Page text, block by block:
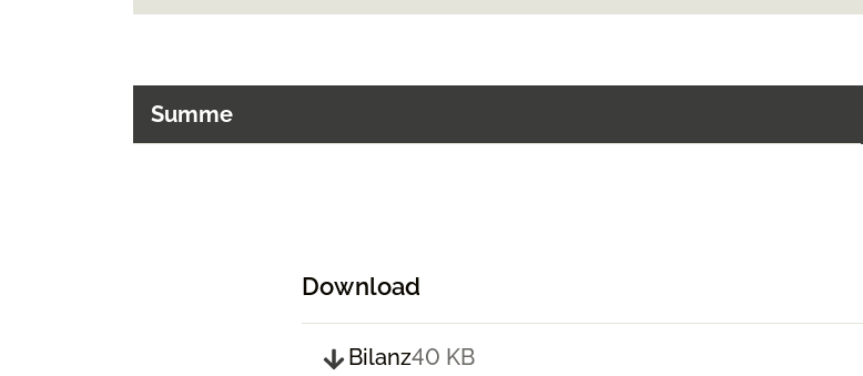
Summe
Download
Bilanz40 KB